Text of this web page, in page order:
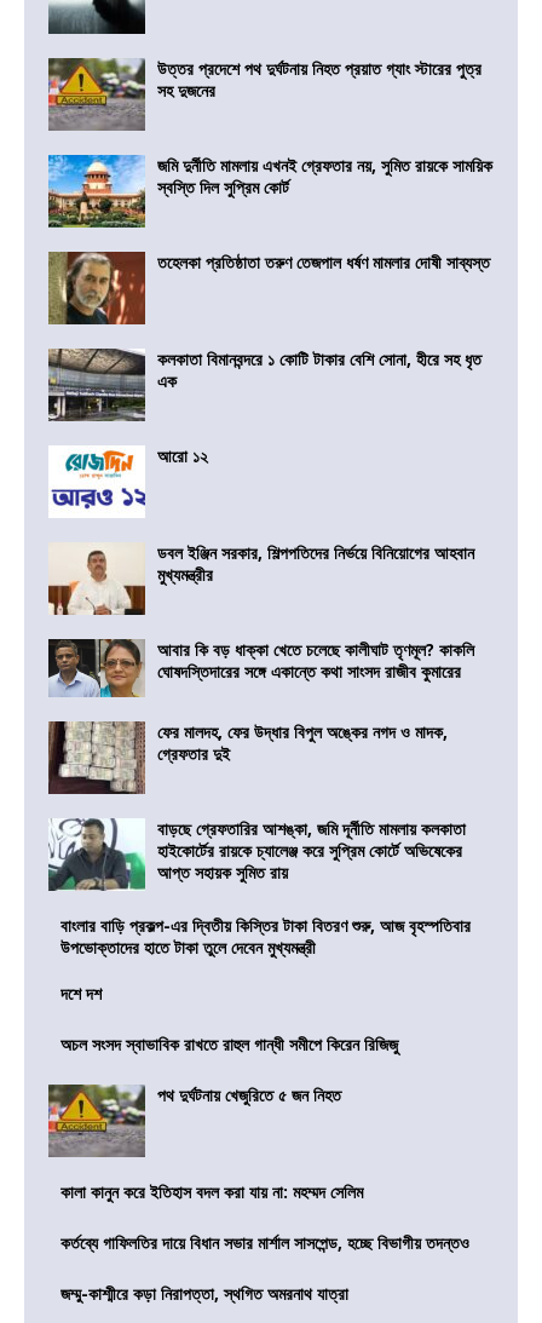
উত্তর প্রদেশে পথ দুর্ঘটনায় নিহত প্রয়াত গ্যাং স্টারের পুত্র
সহ দুজনের
জমি দুর্নীতি মামলায় এখনই গ্রেফতার নয়, সুমিত রায়কে সাময়িক
স্বস্তি দিল সুপ্রিম কোর্ট
তহেলকা প্রতিষ্ঠাতা তরুণ তেজপাল ধর্ষণ মামলার দোষী সাব্যস্ত
কলকাতা বিমানবন্দরে ১ কোটি টাকার বেশি সোনা, হীরে সহ ধৃত
এক
আরো ১২
ডবল ইঞ্জিন সরকার, শিল্পপতিদের নির্ভয়ে বিনিয়োগের আহবান
মুখ্যমন্ত্রীর
আবার কি বড় ধাক্কা খেতে চলেছে কালীঘাট তৃণমূল? কাকলি
ঘোষদস্তিদারের সঙ্গে একান্তে কথা সাংসদ রাজীব কুমারের
ফের মালদহ, ফের উদ্ধার বিপুল অঙ্কের নগদ ও মাদক,
গ্রেফতার দুই
বাড়ছে গ্রেফতারির আশঙ্কা, জমি দূর্নীতি মামলায় কলকাতা
হাইকোর্টের রায়কে চ্যালেঞ্জ করে সুপ্রিম কোর্টে অভিষেকের
আপ্ত সহায়ক সুমিত রায়
বাংলার বাড়ি প্রকল্প-এর দ্বিতীয় কিস্তির টাকা বিতরণ শুরু, আজ বৃহস্পতিবার
উপভোক্তাদের হাতে টাকা তুলে দেবেন মুখ্যমন্ত্রী
দশে দশ
অচল সংসদ স্বাভাবিক রাখতে রাহুল গান্ধী সমীপে কিরেন রিজিজু
পথ দুর্ঘটনায় খেজুরিতে ৫ জন নিহত
কালা কানুন করে ইতিহাস বদল করা যায় না: মহম্মদ সেলিম
কর্তব্যে গাফিলতির দায়ে বিধান সভার মার্শাল সাসপেন্ড, হচ্ছে বিভাগীয় তদন্তও
জম্মু-কাশ্মীরে কড়া নিরাপত্তা, স্থগিত অমরনাথ যাত্রা